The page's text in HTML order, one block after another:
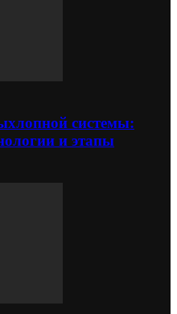
системы:
и этапы